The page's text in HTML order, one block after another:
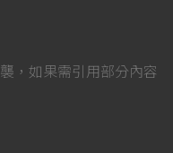
，如果需引用部分內容